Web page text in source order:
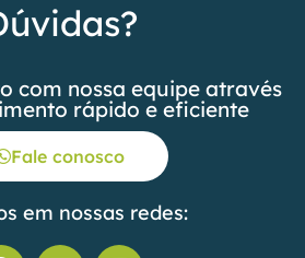
com nossa equipe através
rápido e eficiente
Fale conosco
em nossas redes: